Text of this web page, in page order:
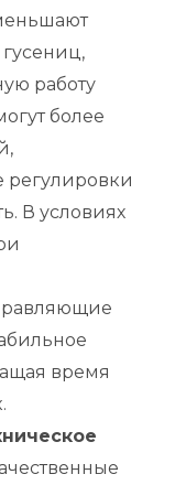
работу
более
В условиях
время